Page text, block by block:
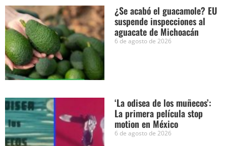
¿Se acabó el guacamole? EU
suspende inspecciones al
aguacate de Michoacán
6 de agosto de 2026
‘La odisea de los muñecos’:
La primera película stop
motion en México
6 de agosto de 2026